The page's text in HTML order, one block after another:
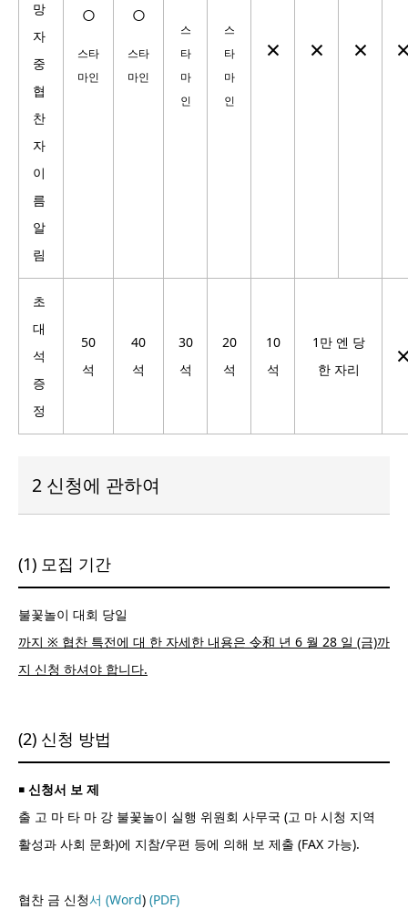
망
자
중
협
찬
자
이
름
알
림
○
스타
마인
○
스타
마인
스
타
마
인
스
타
마
인
× × ×
초
대
석
증
정
50
석
40
석
30
석
20
석
10
석
1만 엔 당
한 자리
2 신청에 관하여
(1) 모집 기간
불꽃놀이 대회 당일
까지 ※ 협찬 특전에 대 한 자세한 내용은 令和 년 6 월 28 일 (금)까
지 신청 하셔야 합니다.
(2) 신청 방법
￭ 신청서 보 제
출 고 마 타 마 강 불꽃놀이 실행 위원회 사무국 (고 마 시청 지역
활성과 사회 문화)에 지참/우편 등에 의해 보 제출 (FAX 가능).
협찬 금 신청서 (Word) (PDF)